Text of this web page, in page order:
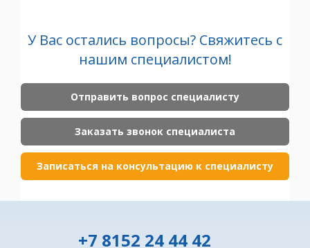
У Вас остались вопросы? Свяжитесь с
нашим специалистом!
Отправить вопрос специалисту
Заказать звонок специалиста
Записаться на консультацию к специалисту
+7 8152 24 44 42